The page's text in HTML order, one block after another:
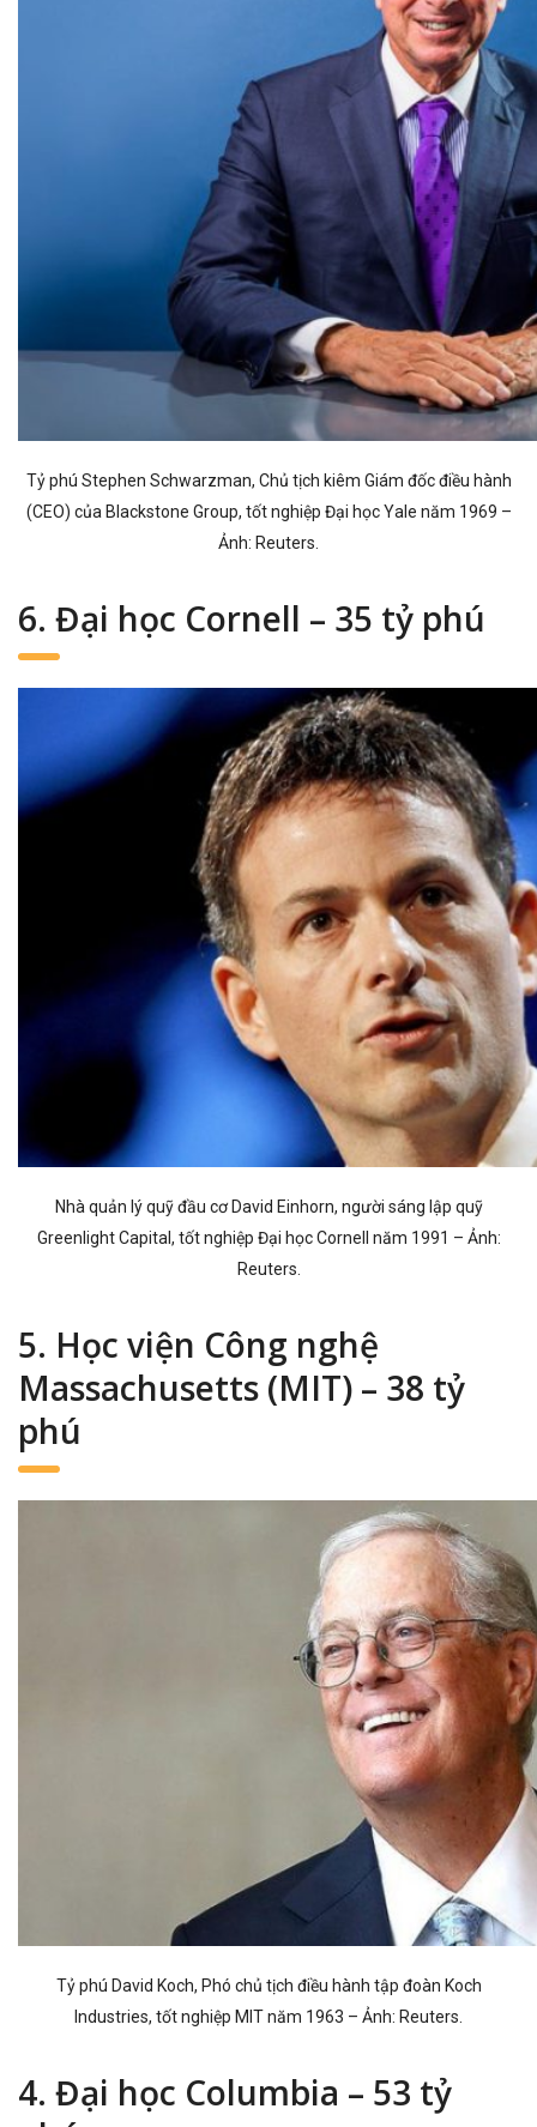
Tỷ phú Stephen Schwarzman, Chủ tịch kiêm Giám đốc điều hành
(CEO) của Blackstone Group, tốt nghiệp Đại học Yale năm 1969 –
Ảnh: Reuters.
6. Đại học Cornell – 35 tỷ phú
Nhà quản lý quỹ đầu cơ David Einhorn, người sáng lập quỹ
Greenlight Capital, tốt nghiệp Đại học Cornell năm 1991 – Ảnh:
Reuters.
5. Học viện Công nghệ
Massachusetts (MIT) – 38 tỷ
phú
Tỷ phú David Koch, Phó chủ tịch điều hành tập đoàn Koch
Industries, tốt nghiệp MIT năm 1963 – Ảnh: Reuters.
4. Đại học Columbia – 53 tỷ